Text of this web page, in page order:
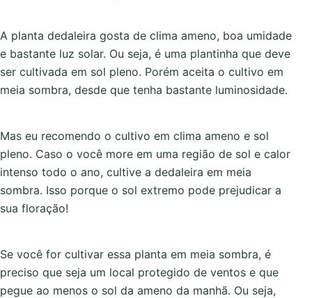
A planta dedaleira gosta de clima ameno, boa umidade
e bastante luz solar. Ou seja, é uma plantinha que deve
ser cultivada em sol pleno. Porém aceita o cultivo em
meia sombra, desde que tenha bastante luminosidade.
Mas eu recomendo o cultivo em clima ameno e sol
pleno. Caso o você more em uma região de sol e calor
intenso todo o ano, cultive a dedaleira em meia
sombra. Isso porque o sol extremo pode prejudicar a
sua floração!
Se você for cultivar essa planta em meia sombra, é
preciso que seja um local protegido de ventos e que
pegue ao menos o sol da ameno da manhã. Ou seja,